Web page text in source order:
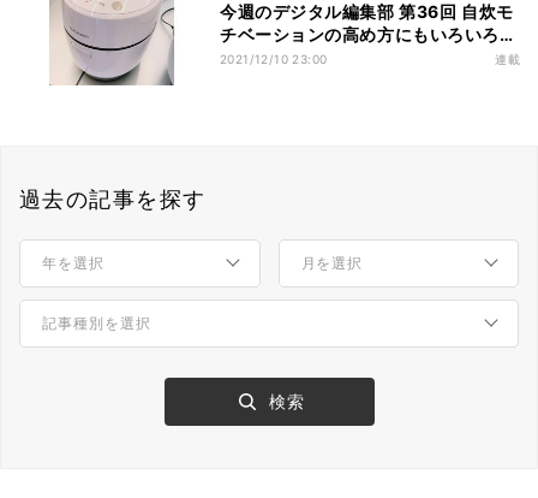
今週のデジタル編集部 第36回 自炊モ
チベーションの高め方にもいろいろあ
る
2021/12/10 23:00 連載
過去の記事を探す